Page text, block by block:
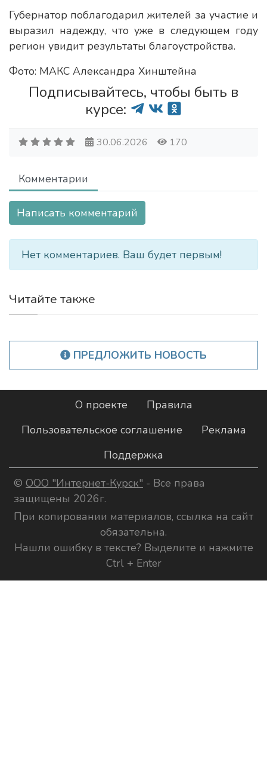
Губернатор поблагодарил жителей за участие и
выразил надежду, что уже в следующем году
регион увидит результаты благоустройства.
Фото: МАКС Александра Хинштейна
Подписывайтесь, чтобы быть в
курсе:
30.06.2026 170
Комментарии
Написать комментарий
Нет комментариев. Ваш будет первым!
Читайте также
ПРЕДЛОЖИТЬ НОВОСТЬ
О проекте
Правила
Пользовательское соглашение
Реклама
Поддержка
© ООО "Интернет-Курск" - Все права
защищены 2026г.
При копировании материалов, ссылка на сайт
обязательна.
Нашли ошибку в тексте? Выделите и нажмите
Ctrl + Enter